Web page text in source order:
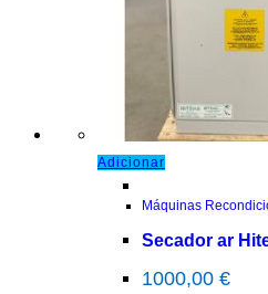
Adicionar
Máquinas
Secador ar
1000,00 €